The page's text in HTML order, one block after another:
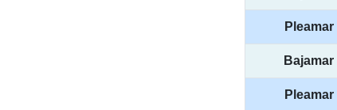
Pleamar
Bajamar
Pleamar